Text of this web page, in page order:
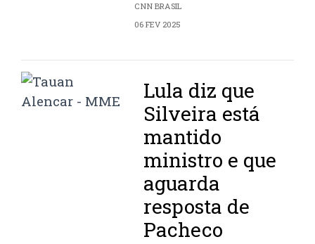
CNN BRASIL
06 FEV 2025
Lula diz que
Silveira está
mantido
ministro e que
aguarda
resposta de
Pacheco